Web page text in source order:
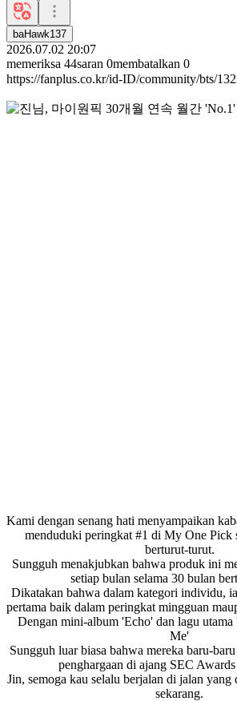
baHawk137
2026.07.02 20:07
memeriksa 44saran 0membatalkan 0
https://fanplus.co.kr/id-ID/community/bts/
Kami dengan senang hati menyampaikan
menduduki peringkat #1 di My One Pick
berturut-turut.
Sungguh menakjubkan bahwa produk ini
setiap bulan selama 30 bulan
Dikatakan bahwa dalam kategori individu,
pertama baik dalam peringkat mingguan
Dengan mini-album 'Echo' dan lagu
Me'
Sungguh luar biasa bahwa mereka baru-
penghargaan di ajang SEC
Jin, semoga kau selalu berjalan di jalan yang
sekarang.